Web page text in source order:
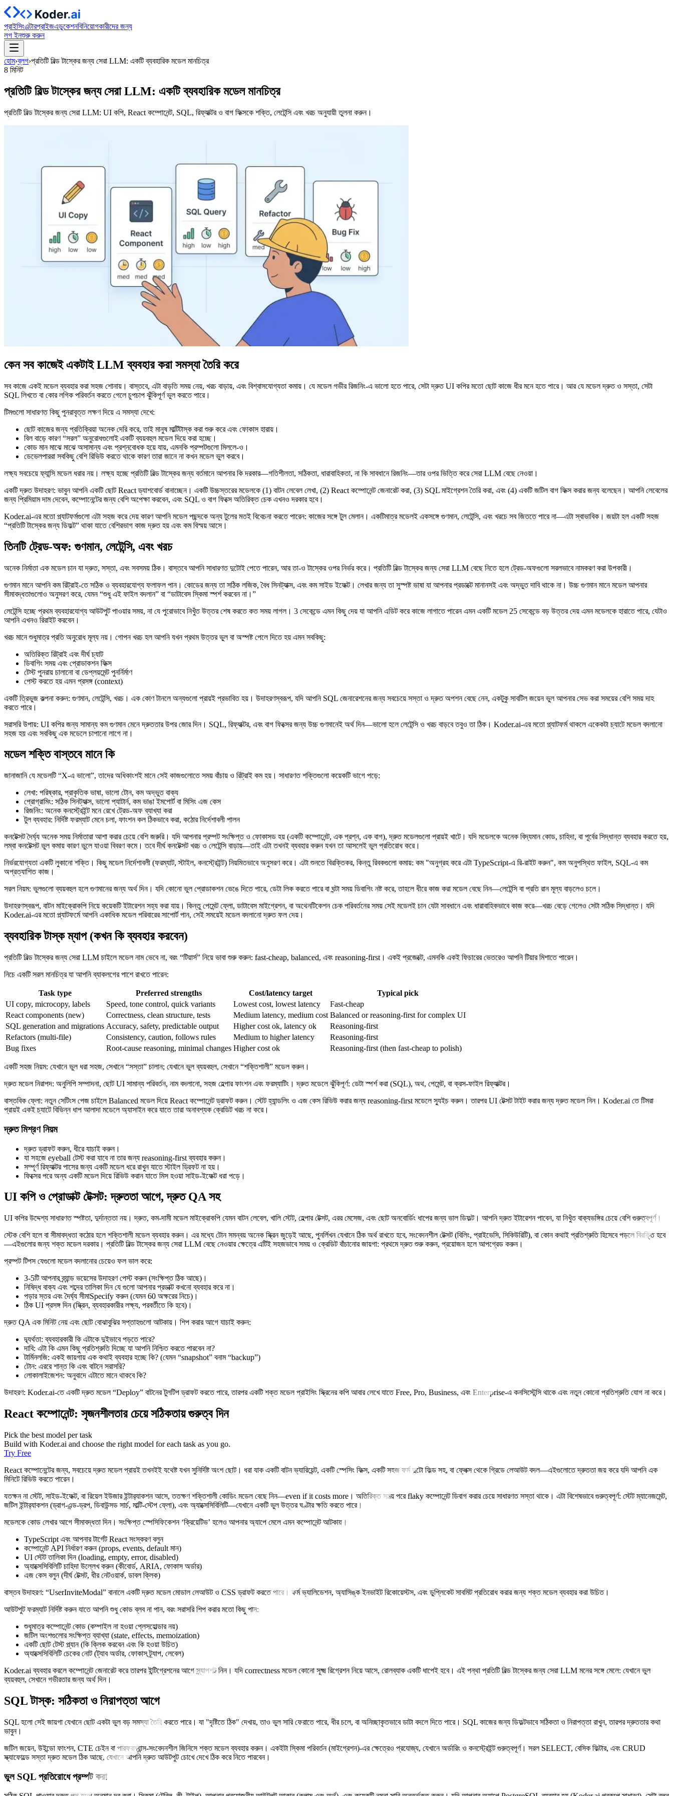
প্রাইসিংএন্টারপ্রাইজএডুকেশনবিনিয়োগকারীদের জন্য
লগ ইনশুরু করুন
হোম›ব্লগ›প্রতিটি বিল্ড টাস্কের জন্য সেরা LLM: একটি ব্যবহারিক মডেল মানচিত্র
8 মিনিট
প্রতিটি বিল্ড টাস্কের জন্য সেরা LLM: একটি ব্যবহারিক মডেল মানচিত্র
প্রতিটি বিল্ড টাস্কের জন্য সেরা LLM: UI কপি, React কম্পোনেন্ট, SQL, রিফ্যাক্টর ও বাগ ফিক্সকে শক্তি, লেটেন্সি এবং খরচ অনুযায়ী তুলনা করুন।
কেন সব কাজেই একটাই LLM ব্যবহার করা সমস্যা তৈরি করে
সব কাজে একই মডেল ব্যবহার করা সহজ শোনায়। বাস্তবে, এটা বাড়তি সময় নেয়, খরচ বাড়ায়, এবং বিশ্বাসযোগ্যতা কমায়। যে মডেল গভীর রিজনিং-এ ভালো হতে পারে, সেটা দ্রুত UI কপির মতো ছোট কাজে ধীর মনে হতে পারে। আর যে মডেল দ্রুত ও সস্তা, সেটা
SQL লিখতে বা কোর লগিক পরিবর্তন করতে গেলে চুপচাপ ঝুঁকিপূর্ণ ভুল করতে পারে।
টিমগুলো সাধারণত কিছু পুনরাবৃত্ত লক্ষণ দিয়ে এ সমস্যা দেখে:
ছোট কাজের জন্য প্রতিক্রিয়া অনেক দেরি করে, তাই মানুষ মাল্টিটাস্ক করা শুরু করে এবং ফোকাস হারায়।
বিল বাড়ে কারণ “সরল” অনুরোধগুলোই একটি ব্যয়বহুল মডেল দিয়ে করা হচ্ছে।
কোড মান মাঝে মাঝে অসামান্য এবং প্রশ্নবোধক হয়ে যায়, এমনকি প্রম্পটগুলো মিললে-ও।
ডেভেলপাররা সবকিছু বেশি রিভিউ করতে থাকে কারণ তারা জানে না কখন মডেল ভুল করবে।
লক্ষ্য সবচেয়ে ফ্যান্সি মডেল ধরার নয়। লক্ষ্য হচ্ছে প্রতিটি বিল্ড টাস্কের জন্য বর্তমানে আপনার কি দরকার—গতিশীলতা, সঠিকতা, ধারাবাহিকতা, না কি সাবধানে রিজনিং—তার ওপর ভিত্তি করে সেরা LLM বেছে নেওয়া।
একটি দ্রুত উদাহরণ: ভাবুন আপনি একটি ছোট React ড্যাশবোর্ড বানাচ্ছেন। একটি উচ্চস্তরের মডেলকে (1) বাটন লেবেল লেখা, (2) React কম্পোনেন্ট জেনারেট করা, (3) SQL মাইগ্রেশন তৈরি করা, এবং (4) একটি জটিল বাগ ফিক্স করার জন্য বলেছেন। আপনি লেবেলের
জন্য প্রিমিয়াম দাম দেবেন, কম্পোনেন্টের জন্য বেশি অপেক্ষা করবেন, এবং SQL ও বাগ ফিক্সে অতিরিক্ত চেক এখনও দরকার হবে।
Koder.ai-এর মতো প্ল্যাটফর্মগুলো এটা সহজ করে দেয় কারণ আপনি মডেল পছন্দকে অন্য টুলের মতই বিবেচনা করতে পারেন: কাজের সঙ্গে টুল মেলান। একটিমাত্র মডেলই একসঙ্গে গুণমান, লেটেন্সি, এবং খরচে সব জিততে পারে না—এটা স্বাভাবিক। জয়টা হল একটি সহজ
“প্রতিটি টাস্কের জন্য ডিফল্ট” থাকা যাতে বেশিরভাগ কাজ দ্রুত হয় এবং কম বিস্ময় আসে।
তিনটি ট্রেড‑অফ: গুণমান, লেটেন্সি, এবং খরচ
অনেক নির্মাতা এক মডেল চান যা দ্রুত, সস্তা, এবং সবসময় ঠিক। বাস্তবে আপনি সাধারণত দুটোই পেতে পারেন, আর তা-ও টাস্কের ওপর নির্ভর করে। প্রতিটি বিল্ড টাস্কের জন্য সেরা LLM বেছে নিতে হলে ট্রেড‑অফগুলো সরলভাবে নামকরণ করা উপকারী।
গুণমান মানে আপনি কম রিট্রাই-তে সঠিক ও ব্যবহারযোগ্য ফলাফল পান। কোডের জন্য তা সঠিক লজিক, বৈধ সিনট্যাক্স, এবং কম সাইড ইফেক্ট। লেখার জন্য তা সুস্পষ্ট ভাষা যা আপনার প্রডাক্টে মানানসই এবং অদ্ভুত দাবি থাকে না। উচ্চ গুণমান মানে মডেল আপনার
সীমাবদ্ধতাগুলোও অনুসরণ করে, যেমন “শুধু এই ফাইল বদলান” বা “ডাটাবেস স্কিমা স্পর্শ করবেন না।”
লেটেন্সি হচ্ছে প্রথম ব্যবহারযোগ্য আউটপুট পাওয়ার সময়, না যে পুরোভাবে নিখুঁত উত্তর শেষ করতে কত সময় লাগল। 3 সেকেন্ডে এমন কিছু দেয় যা আপনি এডিট করে কাজে লাগাতে পারেন এমন একটি মডেল 25 সেকেন্ডে বড় উত্তর দেয় এমন মডেলকে হারাতে পারে, যেটাও
আপনি এখনও রিরাইট করবেন।
খরচ মানে শুধুমাত্র প্রতি অনুরোধ মূল্য নয়। গোপন খরচ হল আপনি যখন প্রথম উত্তর ভুল বা অস্পষ্ট পেলে দিতে হয় এমন সবকিছু:
অতিরিক্ত রিট্রাই এবং দীর্ঘ চ্যাট
ডিবাগিং সময় এবং প্রোডাকশন ফিক্স
টেস্ট পুনরায় চালানো বা ডেপ্লয়মেন্ট পুনর্নির্মাণ
পেস্ট করতে হয় এমন প্রসঙ্গ (context)
একটি ত্রিভুজ কল্পনা করুন: গুণমান, লেটেন্সি, খরচ। এক কোণ টানলে অন্যগুলো প্রায়ই প্রভাবিত হয়। উদাহরণস্বরূপ, যদি আপনি SQL জেনারেশনের জন্য সবচেয়ে সস্তা ও দ্রুত অপশন বেছে নেন, একটুকু সাবটিল জয়েন ভুল আপনার সেভ করা সময়ের বেশি সময় দাহ
করতে পারে।
সরাসরি উপায়: UI কপির জন্য সামান্য কম গুণমান মেনে দ্রুততার উপর জোর দিন। SQL, রিফ্যাক্টর, এবং বাগ ফিক্সের জন্য উচ্চ গুণমানেই অর্থ দিন—ভালো হলে লেটেন্সি ও খরচ বাড়বে তবুও তা ঠিক। Koder.ai-এর মতো প্ল্যাটফর্ম থাকলে একেকটা চ্যাটে মডেল বদলানো
সহজ হয় এবং সবকিছু এক মডেলে চাপানো লাগে না।
মডেল শক্তি বাস্তবে মানে কি
জানাজানি যে মডেলটি “X-এ ভালো”, তাদের অধিকাংশই মানে সেই কাজগুলোতে সময় বাঁচায় ও রিট্রাই কম হয়। সাধারণত শক্তিগুলো কয়েকটি ভাগে পড়ে:
লেখা: পরিষ্কার, প্রাকৃতিক ভাষা, ভালো টোন, কম অদ্ভুত বাক্য
প্রোগ্রামিং: সঠিক সিনট্যাক্স, ভালো প্যাটার্ন, কম ভাঙা ইমপোর্ট বা মিসিং এজ কেস
রিজনিং: অনেক কনস্ট্রেইন্ট মনে রেখে ট্রেড‑অফ ব্যাখ্যা করা
টুল ব্যবহার: নির্দিষ্ট ফরম্যাট মেনে চলা, ফাংশন কল ঠিকভাবে করা, কঠোর নির্দেশাবলী পালন
কনটেক্সট দৈর্ঘ্য অনেক সময় নির্মাতারা আশা করার চেয়ে বেশি জরুরি। যদি আপনার প্রম্পট সংক্ষিপ্ত ও ফোকাসড হয় (একটি কম্পোনেন্ট, এক প্রশ্ন, এক বাগ), দ্রুত মডেলগুলো প্রায়ই খাটে। যদি মডেলকে অনেক বিদ্যমান কোড, চাহিদা, বা পূর্বের সিদ্ধান্ত ব্যবহার করতে হয়,
লম্বা কনটেক্সট ভুল কমায় কারণ ভুলে যাওয়া বিবরণ কমে। তবে দীর্ঘ কনটেক্সট খরচ ও লেটেন্সি বাড়ায়—তাই এটা তখনই ব্যবহার করুন যখন তা আসলেই ভুল প্রতিরোধ করে।
নির্ভরযোগ্যতা একটি লুকানো শক্তি। কিছু মডেল নির্দেশাবলী (ফরম্যাট, স্টাইল, কনস্ট্রেইন্ট) নিয়মিতভাবে অনুসরণ করে। এটা শুনতে বিরক্তিকর, কিন্তু রিবকগুলো কমায়: কম "অনুগ্রহ করে এটা TypeScript-এ রি-রাইট করুন", কম অনুপস্থিত ফাইল, SQL-এ কম
অপ্রত্যাশিত কাজ।
সরল নিয়ম: ভুলগুলো ব্যয়বহুল হলে গুণমানের জন্য অর্থ দিন। যদি কোনো ভুল প্রোডাকশন ভেঙে দিতে পারে, ডেটা লিক করতে পারে বা ঘন্টা সময় ডিবাগিং নষ্ট করে, তাহলে ধীরে কাজ করা মডেল বেছে নিন—লেটেন্সি বা প্রতি রান মূল্য বাড়লেও চলে।
উদাহরণস্বরূপ, বাটন মাইক্রোকপি নিয়ে কয়েকটি ইটারেশন সহ্য করা যায়। কিন্তু পেমেন্ট ফ্লো, ডাটাবেস মাইগ্রেশন, বা অথেনটিকেশন চেক পরিবর্তনের সময় সেই মডেলই চান যেটা সাবধানে এবং ধারাবাহিকভাবে কাজ করে—খরচ বেড়ে গেলেও সেটা সঠিক সিদ্ধান্ত। যদি
Koder.ai-এর মতো প্ল্যাটফর্মে আপনি একাধিক মডেল পরিবারের সাপোর্ট পান, সেই সময়েই মডেল বদলানো দ্রুত ফল দেয়।
ব্যবহারিক টাস্ক ম্যাপ (কখন কি ব্যবহার করবেন)
প্রতিটি বিল্ড টাস্কের জন্য সেরা LLM চাইলে মডেল নাম ভেবে না, বরং “টিয়ার্স” নিয়ে ভাবা শুরু করুন: fast-cheap, balanced, এবং reasoning-first। একই প্রজেক্টে, এমনকি একই ফিচারের ভেতরেও আপনি টিয়ার মিশাতে পারেন।
নিচে একটি সরল মানচিত্র যা আপনি ব্যাকলগের পাশে রাখতে পারেন:
Task type Preferred strengths Cost/latency target
Typical pick
UI copy, microcopy, labels
Speed, tone control, quick variants Lowest cost, lowest latency
Fast-cheap
React components (new)
Correctness, clean structure, tests Medium latency, medium cost Balanced or reasoning-first for complex UI
SQL generation and migrations Accuracy, safety, predictable output Higher cost ok, latency ok
Reasoning-first
Refactors (multi-file)
Consistency, caution, follows rules Medium to higher latency
Reasoning-first
Bug fixes
Root-cause reasoning, minimal changes Higher cost ok Reasoning-first (then fast-cheap to polish)
একটি সহজ নিয়ম: যেখানে ভুল ধরা সহজ, সেখানে “সস্তা” চালান; যেখানে ভুল ব্যয়বহুল, সেখানে “শক্তিশালী” মডেল করুন।
দ্রুত মডেল নিরাপদ: অনুলিপি সম্পাদনা, ছোট UI সামান্য পরিবর্তন, নাম বদলানো, সহজ হেল্পার ফাংশন এবং ফরম্যাটিং। দ্রুত মডেলে ঝুঁকিপূর্ণ: ডেটা স্পর্শ করা (SQL), অথ, পেমেন্ট, বা ক্রস‑ফাইল রিফ্যাক্টর।
বাস্তবিক ফ্লো: নতুন সেটিংস পেজ চাইলে Balanced মডেল দিয়ে React কম্পোনেন্ট ড্রাফট করুন। স্টেট হ্যান্ডলিং ও এজ কেস রিভিউ করার জন্য reasoning-first মডেলে স্যুইচ করুন। তারপর UI টেক্সট টাইট করার জন্য দ্রুত মডেল নিন। Koder.ai তে টিমরা
প্রায়ই একই চ্যাটে বিভিন্ন ধাপ আলাদা মডেলে অ্যাসাইন করে যাতে তারা অনাবশ্যক ক্রেডিট খরচ না করে।
দ্রুত মিশ্রণ নিয়ম
দ্রুত ড্রাফট করুন, ধীরে যাচাই করুন।
যা সহজে eyeball টেস্ট করা যাবে না তার জন্য reasoning-first ব্যবহার করুন।
সম্পূর্ণ রিফ্যাক্টর পাসের জন্য একটি মডেল ধরে রাখুন যাতে স্টাইল ড্রিফট না হয়।
ফিক্সের পরে অন্য একটি মডেল দিয়ে রিভিউ করান যাতে মিস হওয়া সাইড‑ইফেক্ট ধরা পড়ে।
UI কপি ও প্রোডাক্ট টেক্সট: দ্রুততা আগে, দ্রুত QA সহ
UI কপির উদ্দেশ্য সাধারণত স্পষ্টতা, দুর্দান্ততা নয়। দ্রুত, কম‑দামী মডেল মাইক্রোকপি যেমন বাটন লেবেল, খালি স্টেট, হেল্পার টেক্সট, এরর মেসেজ, এবং ছোট অনবোর্ডিং ধাপের জন্য ভাল ডিফল্ট। আপনি দ্রুত ইটারেশন পাবেন, যা নিখুঁত বাক্যভঙ্গির চেয়ে বেশি গুরুত্বপূর্ণ।
স্টেক বেশি হলে বা সীমাবদ্ধতা কঠোর হলে শক্তিশালী মডেল ব্যবহার করুন। এর মধ্যে টোন সমন্বয় অনেক স্ক্রিন জুড়েই আছে, পুনর্লিখন যেখানে ঠিক অর্থ রাখতে হবে, সংবেদনশীল টেক্সট (বিলিং, প্রাইভেসি, সিকিউরিটি), বা কোন কথাই প্রতিশ্রুতি হিসেবে পড়লে বিরক্তি হবে
—এইগুলোর জন্য শক্ত মডেল দরকার। প্রতিটি বিল্ড টাস্কের জন্য সেরা LLM বেছে নেওয়ার ক্ষেত্রে এটিই সহজভাবে সময় ও ক্রেডিট বাঁচানোর জায়গা: প্রথমে দ্রুত শুরু করুন, প্রয়োজন হলে আপগ্রেড করুন।
প্রম্পট টিপস যেগুলো মডেল বদলানোর চেয়েও ফল ভাল করে:
3-5টি আপনার ব্র্যান্ড ভয়েসের উদাহরণ পেস্ট করুন (সংক্ষিপ্ত ঠিক আছে)।
নিষিদ্ধ বাক্য এবং শব্দের তালিকা দিন যে গুলো আপনার প্রডাক্ট কখনো ব্যবহার করে না।
পড়ার স্তর এবং দৈর্ঘ্য সীমাSpecify করুন (যেমন 60 অক্ষরের নিচে)।
ঠিক UI প্রসঙ্গ দিন (স্ক্রিন, ব্যবহারকারীর লক্ষ্য, পরবর্তীতে কি হবে)।
দ্রুত QA এক মিনিট নেয় এবং ছোট বোঝাবুঝির সপ্তাহগুলো আটকায়। শিপ করার আগে যাচাই করুন:
দ্ব্যর্থতা: ব্যবহারকারী কি এটাকে দুইভাবে পড়তে পারে?
দাবি: এটা কি এমন কিছু প্রতিশ্রুতি দিচ্ছে যা আপনি নিশ্চিত করতে পারবেন না?
টার্মিনলজি: একই জায়গায় এক কথাই ব্যবহার হচ্ছে কি? (যেমন “snapshot” বনাম “backup”)
টোন: এররে শান্ত কি এবং বাটনে সরাসরি?
লোকালাইজেশন: অনুবাদে এটাতে মানে থাকবে কি?
উদাহরণ: Koder.ai-তে একটি দ্রুত মডেল “Deploy” বাটনের টুলটিপ ড্রাফট করতে পারে, তারপর একটি শক্ত মডেল প্রাইসিং স্ক্রিনের কপি আবার লেখে যাতে Free, Pro, Business, এবং Enterprise-এ কনসিস্টেন্সি থাকে এবং নতুন কোনো প্রতিশ্রুতি যোগ না করে।
React কম্পোনেন্ট: সৃজনশীলতার চেয়ে সঠিকতায় গুরুত্ব দিন
Pick the best model per task
Build with Koder.ai and choose the right model for each task as you go.
Try Free
React কম্পোনেন্টের জন্য, সবচেয়ে দ্রুত মডেল প্রায়ই তখনইই যথেষ্ট যখন সুনির্দিষ্ট অংশ ছোট। ধরা যাক একটি বাটন ভ্যারিয়েন্ট, একটি স্পেসিং ফিক্স, একটি সহজ ফর্ম দুটো ফিল্ড সহ, বা ফ্লেক্স থেকে গ্রিডে লেআউট বদল—এইগুলোতে দ্রুততা জয় করে যদি আপনি এক
মিনিটে রিভিউ করতে পারেন।
যতক্ষন না স্টেট, সাইড‑ইফেক্ট, বা রিয়েল ইউজার ইন্টার‌্যাকশন আসে, ততক্ষণ শক্তিশালী কোডিং মডেল বেছে নিন—even if it costs more। অতিরিক্ত সময় পরে flaky কম্পোনেন্ট ডিবাগ করার চেয়ে সাধারণত সস্তা থাকে। এটা বিশেষভাবে গুরুত্বপূর্ণ: স্টেট ম্যানেজমেন্ট,
জটিল ইন্টার‌্যাকশন (ড্রাগ‑এন্ড‑ড্রপ, ডিবাউন্সড সার্চ, মাল্টি‑স্টেপ ফ্লো), এবং অ্যাক্সেসিবিলিটি—যেখানে একটি ভুল উত্তর ঘণ্টার ক্ষতি করতে পারে।
মডেলকে কোড লেখার আগে সীমাবদ্ধতা দিন। সংক্ষিপ্ত স্পেসিফিকেশন ‘ক্রিয়েটিভ’ হলেও আপনার অ্যাপে মেলে এমন কম্পোনেন্ট আটকায়।
TypeScript এবং আপনার টার্গেট React সংস্করণ বলুন
কম্পোনেন্ট API নির্ধারণ করুন (props, events, default মান)
UI স্টেট তালিকা দিন (loading, empty, error, disabled)
অ্যাক্সেসিবিলিটি চাহিদা উল্লেখ করুন (কীবোর্ড, ARIA, ফোকাস অর্ডার)
এজ কেস বলুন (দীর্ঘ টেক্সট, ধীর নেটওয়ার্ক, ডাবল ক্লিক)
বাস্তব উদাহরণ: “UserInviteModal” বানালে একটি দ্রুত মডেল মোডাল লেআউট ও CSS ড্রাফট করতে পারে। ফর্ম ভ্যালিডেশন, অ্যাসিঙ্ক ইনভাইট রিকোয়েস্টস, এবং ডুপ্লিকেট সাবমিট প্রতিরোধ করার জন্য শক্ত মডেল ব্যবহার করা উচিত।
আউটপুট ফরম্যাট নির্দিষ্ট করুন যাতে আপনি শুধু কোড ব্লব না পান, বরং সরাসরি শিপ করার মতো কিছু পান:
শুধুমাত্র কম্পোনেন্ট কোড (কম্পাইল না হওয়া প্লেসহোল্ডার নয়)
জটিল অংশগুলোর সংক্ষিপ্ত ব্যাখ্যা (state, effects, memoization)
একটি ছোট টেস্ট প্ল্যান (কি ক্লিক করবেন এবং কি হওয়া উচিত)
অ্যাক্সেসিবিলিটি চেকের নোট (ট্যাব অর্ডার, ফোকাস ট্র্যাপ, লেবেল)
Koder.ai ব্যবহার করলে কম্পোনেন্ট জেনারেট করে তারপর ইন্টিগ্রেশনের আগে স্ন্যাপশট নিন। যদি correctness মডেল কোনো সূক্ষ্ম রিগ্রেশন নিয়ে আসে, রোলব্যাক একটি ধাপেই হবে। এই পন্থা প্রতিটি বিল্ড টাস্কের জন্য সেরা LLM মনের সঙ্গে মেলে: যেখানে ভুল
ব্যয়বহুল, সেখানে গভীরতার জন্য অর্থ দিন।
SQL টাস্ক: সঠিকতা ও নিরাপত্তা আগে
SQL হলো সেই জায়গা যেখানে ছোট একটা ভুল বড় সমস্যা তৈরি করতে পারে। যা "দৃষ্টিতে ঠিক" দেখায়, তাও ভুল সারি ফেরাতে পারে, ধীর চলে, বা অনিচ্ছাকৃতভাবে ডাটা বদলে দিতে পারে। SQL কাজের জন্য ডিফল্টভাবে সঠিকতা ও নিরাপত্তা রাখুন, তারপর দ্রুততার কথা
ভাবুন।
জটিল জয়েন, উইন্ডো ফাংশন, CTE চেইন বা পারফরম্যান্স‑সংবেদনশীল জিনিসে শক্ত মডেল ব্যবহার করুন। একইটা স্কিমা পরিবর্তন (মাইগ্রেশন)‑এর ক্ষেত্রেও প্রযোজ্য, যেখানে অর্ডারিং ও কনস্ট্রেইন্ট গুরুত্বপূর্ণ। সরল SELECT, বেসিক ফিল্টার, এবং CRUD
স্ক্যাফোল্ডে সস্তা দ্রুত মডেল ঠিক আছে, যেখানে আপনি দ্রুত আউটপুট চোখে দেখে ঠিক করে নিতে পারবেন।
ভুল SQL প্রতিরোধে প্রম্পট করা